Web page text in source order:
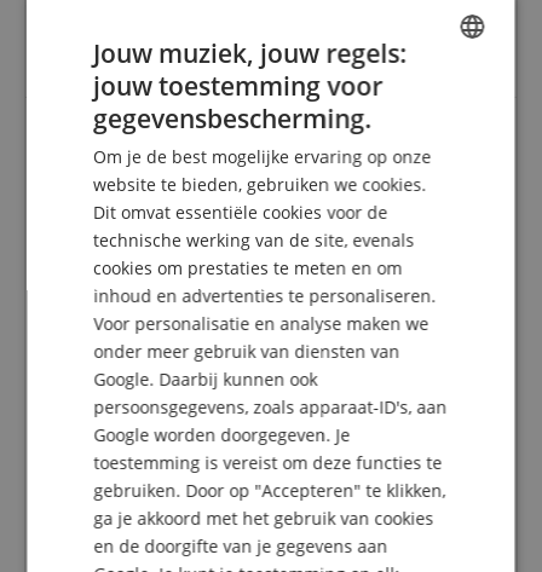
spelen zonder dat het vermoeiend voor me was.
op de weg voor jaren met de verkeerde
hoofdtelefoons
Beoordeling door Hajoop 04.02.2023
Deze beoordeling is automatisch vertaald. Originele taal
geverifieerde aankoop
Ik schrijf als luisteraar, niet als muzikant. Ik ben altijd
een beetje een audiofiel geweest, zoals anderen van
mij zeggen. Ik let op goede geluidsapparatuur. Voor
mobiele telefoons was het moeilijk om echt goede
hoofdtelefoons te vinden. Jarenlang heb ik op mijn
mobiele telefoon een bekende hoofdtelefoon gebruikt
met een impedantie van ongeveer 30 ohm. Ik moet
toegeven dat ik nu vooral naar streamingdiensten
luister. En zo luister je naar muziek en denk je, ja, het
klinkt allemaal heel goed - maar dat was het niet. Dat
weet ik nu. Dat weet ik nu. Met deze InEarMonitoring
ITALIAN
SPANISH
Jouw muziek, jouw regels:
jouw toestemming voor
gegevensbescherming.
Om je de best mogelijke ervaring op onze
website te bieden, gebruiken we cookies.
Dit omvat essentiële cookies voor de
technische werking van de site, evenals
cookies om prestaties te meten en om
inhoud en advertenties te personaliseren.
Voor personalisatie en analyse maken we
onder meer gebruik van diensten van
Google. Daarbij kunnen ook
persoonsgegevens, zoals apparaat-ID's, aan
Google worden doorgegeven. Je
toestemming is vereist om deze functies te
gebruiken. Door op "Accepteren" te klikken,
ga je akkoord met het gebruik van cookies
en de doorgifte van je gegevens aan